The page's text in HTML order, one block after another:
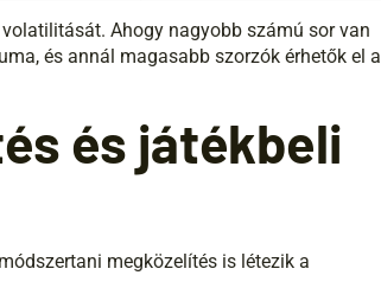
Ahogy nagyobb számú sor van
és annál magasabb szorzók érhetők el a
és játékbeli
megközelítés is létezik a